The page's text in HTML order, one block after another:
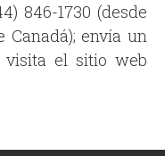
846-1730 (desde
Canadá); envía un
visita el sitio web